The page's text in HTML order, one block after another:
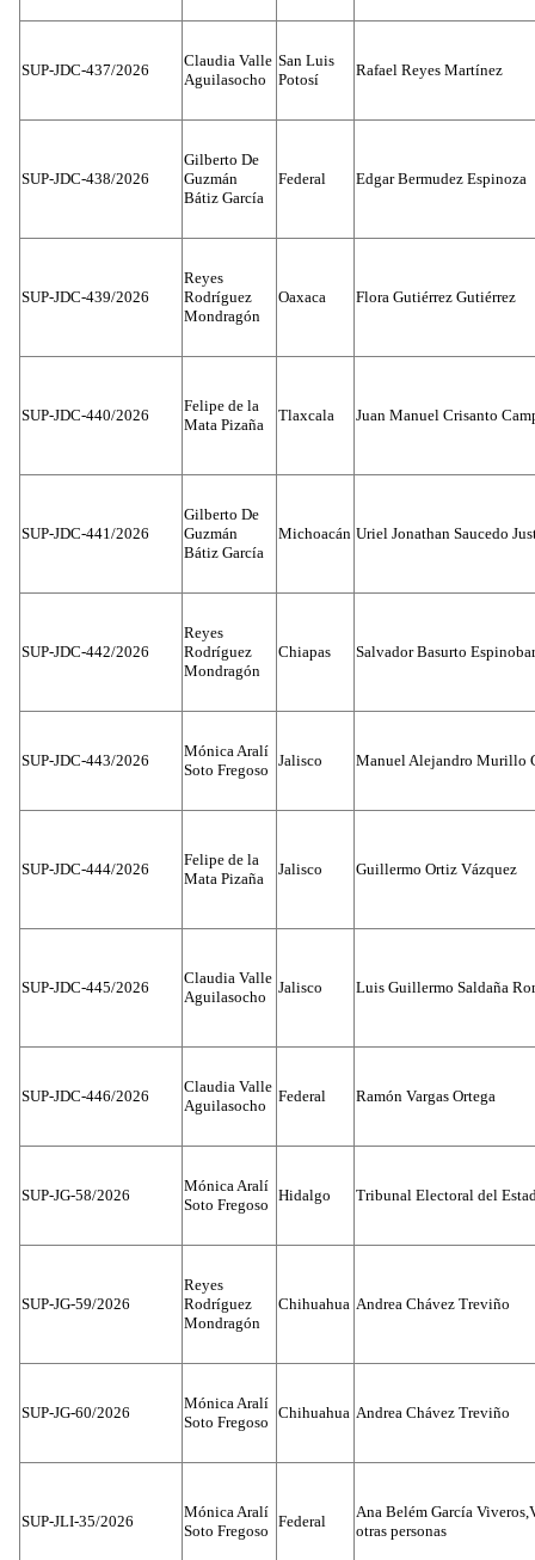
SUP-JDC-437/2026
Claudia Valle
Aguilasocho
San Luis
Potosí
Rafael Reyes Martínez
SUP-JDC-438/2026
Gilberto De
Guzmán
Bátiz García
Federal Edgar Bermudez Espinoza
SUP-JDC-439/2026
Reyes
Rodríguez
Mondragón
Oaxaca Flora Gutiérrez Gutiérrez
SUP-JDC-440/2026
Felipe de la
Mata Pizaña
Tlaxcala Juan Manuel Crisanto
SUP-JDC-441/2026
Gilberto De
Guzmán
Bátiz García
Michoacán Uriel Jonathan Saucedo
SUP-JDC-442/2026
Reyes
Rodríguez
Mondragón
Chiapas Salvador Basurto
SUP-JDC-443/2026
Mónica Aralí
Soto Fregoso
Jalisco Manuel Alejandro Murillo
SUP-JDC-444/2026
Felipe de la
Mata Pizaña
Jalisco Guillermo Ortiz Vázquez
SUP-JDC-445/2026
Claudia Valle
Aguilasocho
Jalisco Luis Guillermo Saldaña
SUP-JDC-446/2026
Claudia Valle
Aguilasocho
Federal Ramón Vargas Ortega
SUP-JG-58/2026
Mónica Aralí
Soto Fregoso
Hidalgo Tribunal Electoral del
SUP-JG-59/2026
Reyes
Rodríguez
Mondragón
Chihuahua Andrea Chávez Treviño
SUP-JG-60/2026
Mónica Aralí
Soto Fregoso
Chihuahua Andrea Chávez Treviño
SUP-JLI-35/2026
Mónica Aralí
Soto Fregoso
Federal
Ana Belém García
otras personas